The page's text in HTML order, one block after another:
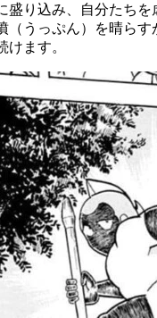
盛り込み、自分たちを
（うっぷん）を晴らす
けます。